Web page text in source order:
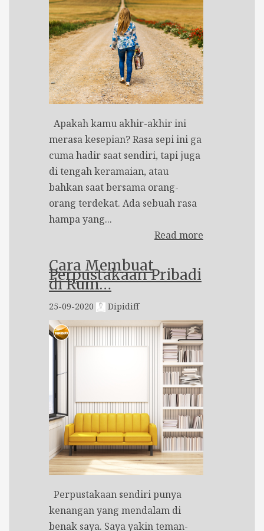
Apakah kamu akhir-akhir ini
merasa kesepian? Rasa sepi ini ga
cuma hadir saat sendiri, tapi juga
di tengah keramaian, atau
bahkan saat bersama orang-
orang terdekat. Ada sebuah rasa
hampa yang...
Read more
Cara Membuat
Perpustakaan Pribadi
di Rum…
25-09-2020 Dipidiff
Perpustakaan sendiri punya
kenangan yang mendalam di
benak saya. Saya yakin teman-